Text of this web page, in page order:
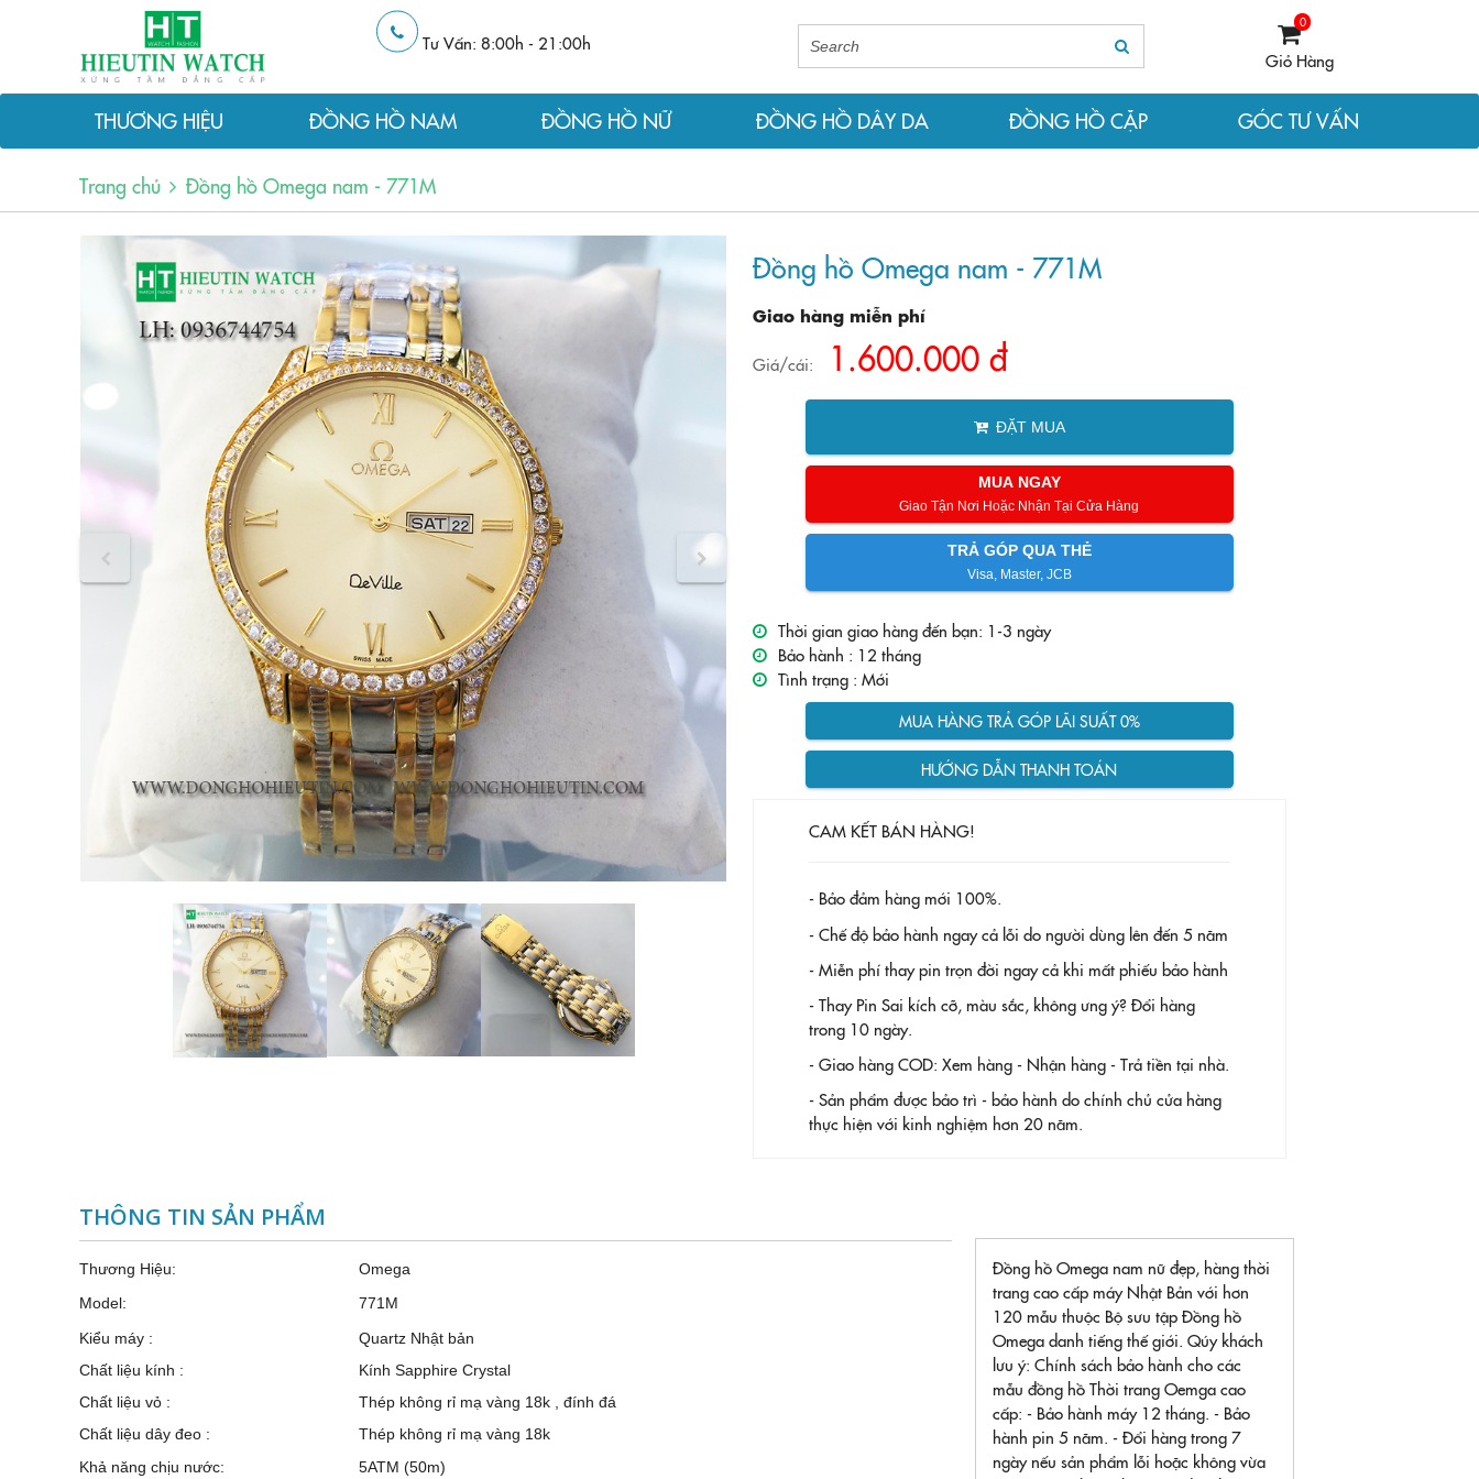
Tư Vấn: 8:00h - 21:00h
0
Giỏ Hàng
THƯƠNG HIỆU ĐỒNG HỒ NAM ĐỒNG HỒ NỮ ĐỒNG HỒ DÂY DA ĐỒNG HỒ CẶP GÓC TƯ VẤN
Trang chủ Đồng hồ Omega nam - 771M
Đồng hồ Omega nam - 771M
Giao hàng miễn phí
Giá/cái: 1.600.000 đ
ĐẶT MUA
MUA NGAY
Giao Tận Nơi Hoặc Nhận Tại Cửa Hàng
TRẢ GÓP QUA THẺ
Visa, Master, JCB
Thời gian giao hàng đến bạn: 1-3 ngày
Bảo hành : 12 tháng
Tình trạng : Mới
MUA HÀNG TRẢ GÓP LÃI SUẤT 0%
HƯỚNG DẪN THANH TOÁN
CAM KẾT BÁN HÀNG!
- Bảo đảm hàng mới 100%.
- Chế độ bảo hành ngay cả lỗi do người dùng lên đến 5 năm
- Miễn phí thay pin trọn đời ngay cả khi mất phiếu bảo hành
- Thay Pin Sai kích cỡ, màu sắc, không ưng ý? Đổi hàng
trong 10 ngày.
- Giao hàng COD: Xem hàng - Nhận hàng - Trả tiền tại nhà.
- Sản phẩm được bảo trì - bảo hành do chính chủ cửa hàng
thực hiện với kinh nghiệm hơn 20 năm.
THÔNG TIN SẢN PHẨM
Thương Hiệu:
Omega
Model:
771M
Kiểu máy :
Quartz Nhật bản
Chất liệu kính :
Kính Sapphire Crystal
Chất liệu vỏ :
Thép không rỉ mạ vàng 18k , đính đá
Chất liệu dây đeo :
Thép không rỉ mạ vàng 18k
Khả năng chịu nước:
5ATM (50m)
Đồng hồ Omega nam nữ đẹp, hàng thời
trang cao cấp máy Nhật Bản với hơn
120 mẫu thuộc Bộ sưu tập Đồng hồ
Omega danh tiếng thế giới. Qúy khách
lưu ý: Chính sách bảo hành cho các
mẫu đồng hồ Thời trang Oemga cao
cấp: - Bảo hành máy 12 tháng. - Bảo
hành pin 5 năm. - Đổi hàng trong 7
ngày nếu sản phẩm lỗi hoặc không vừa